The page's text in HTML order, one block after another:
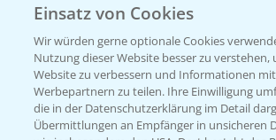
Beratung auf WhatsApp
T.+49 (0)174 346 564 1
KONTAKT
Einsatz von Cookies
Wir würden gerne optionale Cookies
Nutzung dieser Website besser zu verstehen,
Website zu verbessern und Informationen
Werbepartnern zu teilen. Ihre Einwilligung
die in der Datenschutzerklärung im Detail
Übermittlungen an Empfänger in unsicheren